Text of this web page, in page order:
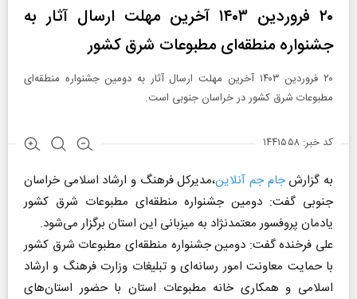
۲۰ فروردین ۱۴۰۳ آخرین مهلت ارسال آثار به
جشنواره منطقه‌ای مطبوعات شرق کشور
۲۰ فروردین ۱۴۰۳ آخرین مهلت ارسال آثار به دومین جشنواره منطقه‌ای
مطبوعات شرق کشور در خراسان جنوبی است.
کد خبر: ۱۴۴۱۵۵۸
به گزارشجام جم آنلاین،مدیرکل فرهنگ و ارشاد اسلامی خراسان
جنوبی گفت: دومین جشنواره منطقه‌ای مطبوعات شرق کشور
یادمان پروفسور معتمدنژاد به میزبانی این استان برگزار می‌شود.
علی فرخنده گفت: دومین جشنواره منطقه‌ای مطبوعات شرق کشور
با حمایت معاونت امور رسانه‌ای و تبلیغات وزارت فرهنگ و ارشاد
اسلامی و همکاری خانه مطبوعات استان با حضور استان‌های